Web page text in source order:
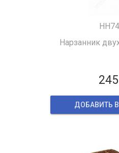
Нарзанник
245
ДОБАВИТЬ